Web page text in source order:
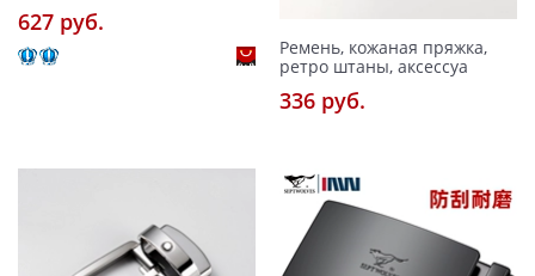
627 pуб.
Ремень, кожаная пряжка,
ретро штаны, аксессуа
336 pуб.